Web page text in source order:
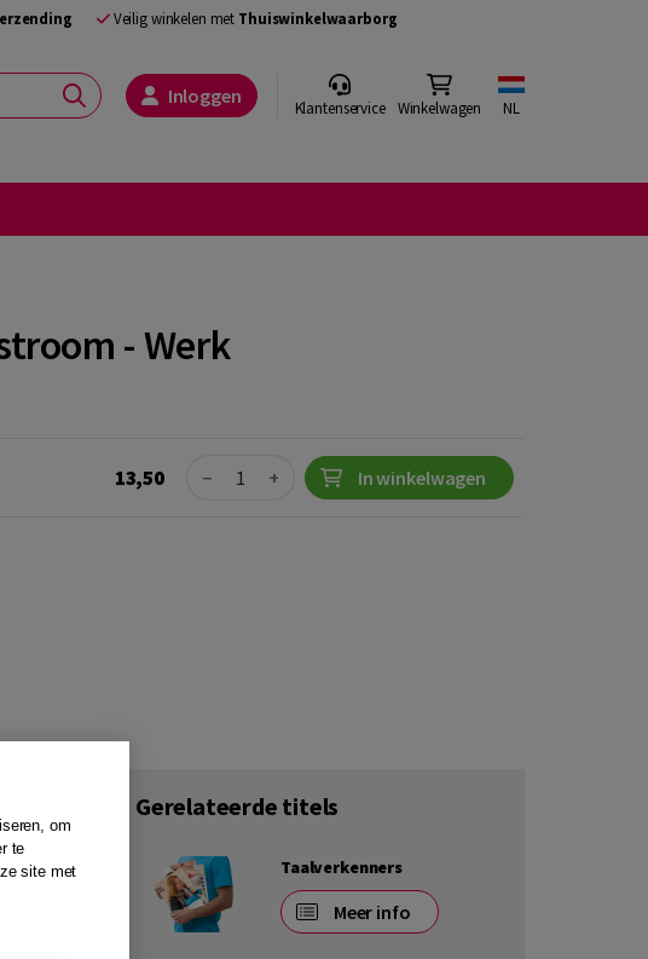
Veilig winkelen met Thuiswinkelwaarborg
Inloggen Klantenservice Winkelwagen NL
- Werk
13,50 Quantity
− + In winkelwagen
Gerelateerde titels
Taalverkenners
Meer info
om
te
site met